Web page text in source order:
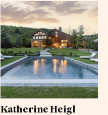
Katherine Heigl